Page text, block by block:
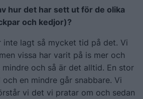
hur det har sett ut för de olika
och kedjor)?
inte lagt så mycket tid på det. Vi
vissa har varit på is mer och
och så är det alltid. En stor
en mindre går snabbare. Vi
vi det vi pratar om och sedan